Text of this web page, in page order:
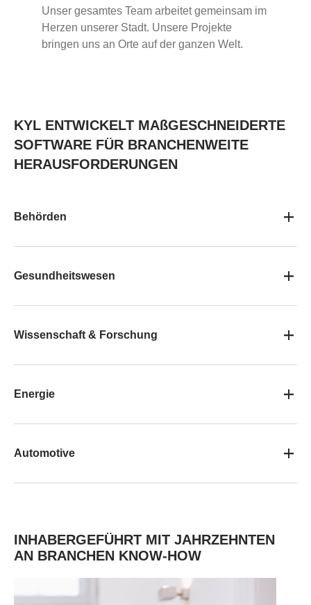
Unser gesamtes Team arbeitet gemeinsam im
Herzen unserer Stadt. Unsere Projekte
bringen uns an Orte auf der ganzen Welt.
KYL ENTWICKELT MAßGESCHNEIDERTE
SOFTWARE FÜR BRANCHENWEITE
HERAUSFORDERUNGEN
Behörden
Gesundheitswesen
Wissenschaft & Forschung
Energie
Automotive
INHABERGEFÜHRT MIT JAHRZEHNTEN
AN BRANCHEN KNOW-HOW